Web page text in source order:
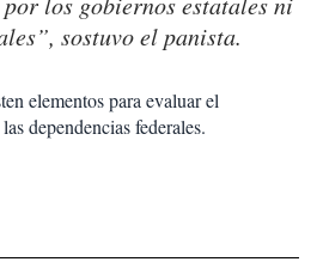
sostuvo el panista.
elementos para evaluar el
dependencias federales.